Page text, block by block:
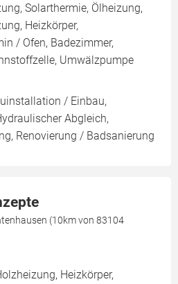
Solarthermie, Ölheizung,
Heizkörper,
/ Ofen, Badezimmer,
Umwälzpumpe
/ Einbau,
Abgleich,
Renovierung / Badsanierung
(10km von 83104
Heizkörper,